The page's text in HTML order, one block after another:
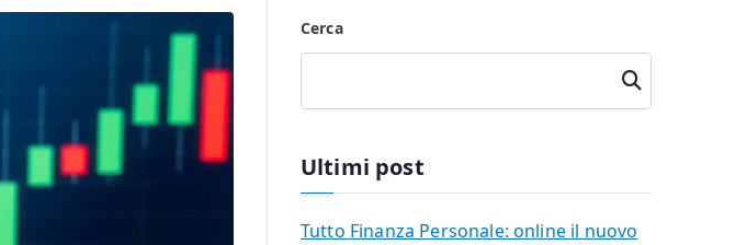
Cerca
Cerca
Ultimi post
Tutto Finanza Personale: online il nuovo